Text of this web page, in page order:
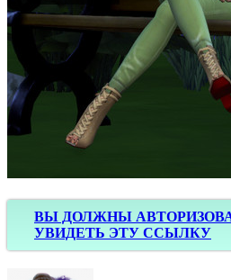
ВЫ ДОЛЖНЫ
УВИДЕТЬ ЭТУ ССЫЛКУ